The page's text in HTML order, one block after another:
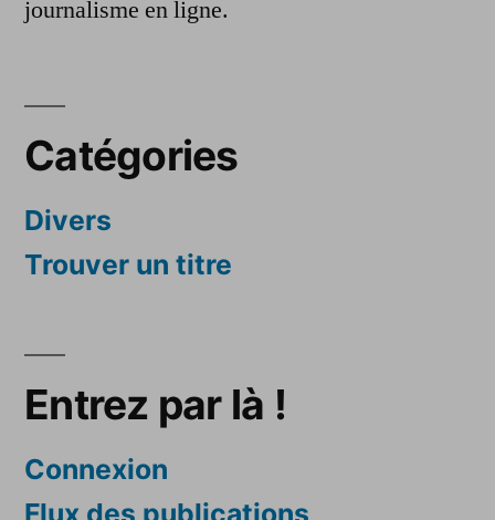
journalisme en ligne.
Catégories
Divers
Trouver un titre
Entrez par là !
Connexion
Flux des publications